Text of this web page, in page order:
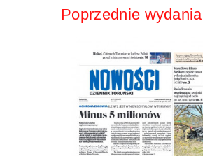
Poprzednie wydania